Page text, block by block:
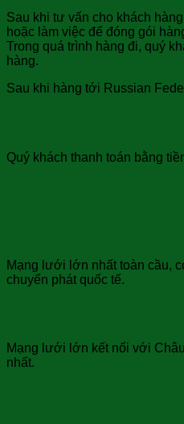
Sau khi tư vấn cho khách
hoặc làm việc để đóng gói
Trong quá trình hàng đi, quý
hàng.
Sau khi hàng tới Russian
Quý khách thanh toán bằng
Mạng lưới lớn nhất toàn cầu,
chuyển phát quốc tế.
Mạng lưới lớn kết nối với
nhất.